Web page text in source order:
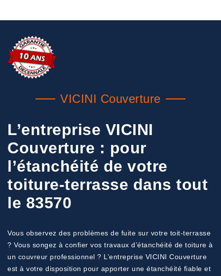
VICINI Couverture
L’entreprise VICINI
Couverture : pour
l’étanchéité de votre
toiture-terrasse dans tout
le 83570
Vous observez des problèmes de fuite sur votre toit-terrasse
? Vous songez à confier vos travaux d’étanchéité de toiture à
un couvreur professionnel ? L’entreprise VICINI Couverture
est à votre disposition pour apporter une étanchéité fiable et